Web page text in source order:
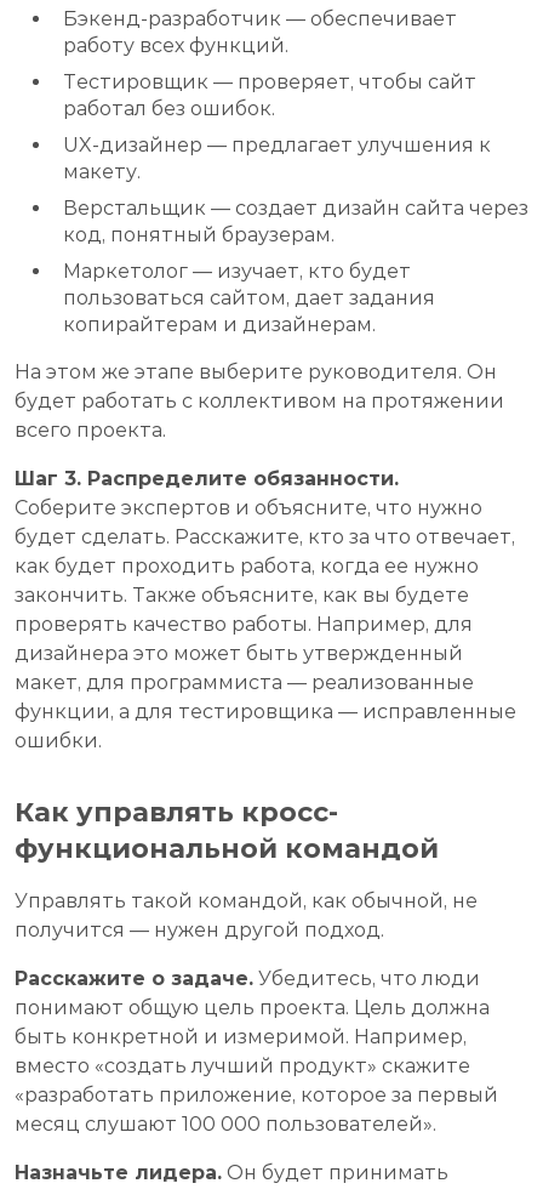
Бэкенд-разработчик — обеспечивает
работу всех функций.
Тестировщик — проверяет, чтобы сайт
работал без ошибок.
UX-дизайнер — предлагает улучшения к
макету.
Верстальщик — создает дизайн сайта через
код, понятный браузерам.
Маркетолог — изучает, кто будет
пользоваться сайтом, дает задания
копирайтерам и дизайнерам.
На этом же этапе выберите руководителя. Он
будет работать с коллективом на протяжении
всего проекта.
Шаг 3. Распределите обязанности.
Соберите экспертов и объясните, что нужно
будет сделать. Расскажите, кто за что отвечает,
как будет проходить работа, когда ее нужно
закончить. Также объясните, как вы будете
проверять качество работы. Например, для
дизайнера это может быть утвержденный
макет, для программиста — реализованные
функции, а для тестировщика — исправленные
ошибки.
Как управлять кросс-
функциональной командой
Управлять такой командой, как обычной, не
получится — нужен другой подход.
Расскажите о задаче. Убедитесь, что люди
понимают общую цель проекта. Цель должна
быть конкретной и измеримой. Например,
вместо «создать лучший продукт» скажите
«разработать приложение, которое за первый
месяц слушают 100 000 пользователей».
Назначьте лидера. Он будет принимать